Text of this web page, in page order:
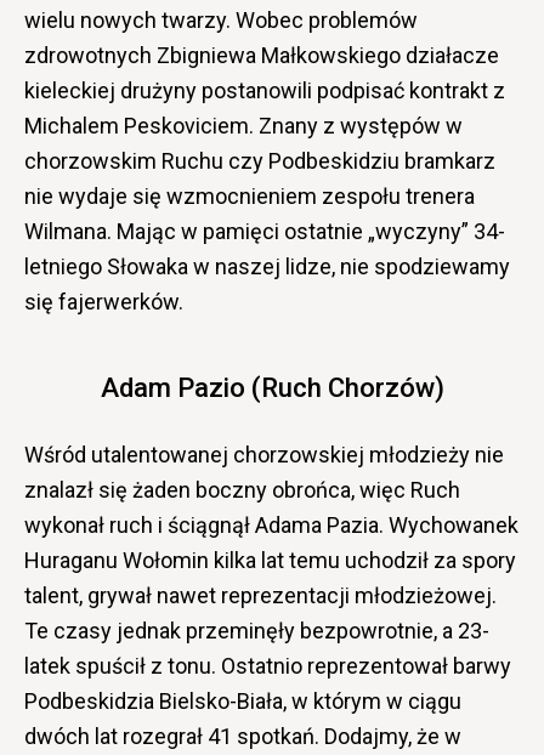
wielu nowych twarzy. Wobec problemów
zdrowotnych Zbigniewa Małkowskiego działacze
kieleckiej drużyny postanowili podpisać kontrakt z
Michalem Peskoviciem. Znany z występów w
chorzowskim Ruchu czy Podbeskidziu bramkarz
nie wydaje się wzmocnieniem zespołu trenera
Wilmana. Mając w pamięci ostatnie „wyczyny” 34-
letniego Słowaka w naszej lidze, nie spodziewamy
się fajerwerków.
Adam Pazio (Ruch Chorzów)
Wśród utalentowanej chorzowskiej młodzieży nie
znalazł się żaden boczny obrońca, więc Ruch
wykonał ruch i ściągnął Adama Pazia. Wychowanek
Huraganu Wołomin kilka lat temu uchodził za spory
talent, grywał nawet reprezentacji młodzieżowej.
Te czasy jednak przeminęły bezpowrotnie, a 23-
latek spuścił z tonu. Ostatnio reprezentował barwy
Podbeskidzia Bielsko-Biała, w którym w ciągu
dwóch lat rozegrał 41 spotkań. Dodajmy, że w